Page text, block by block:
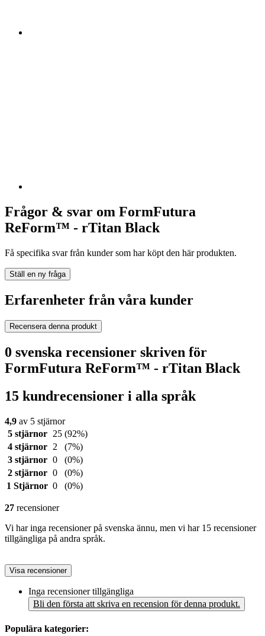
Frågor & svar om FormFutura
ReForm™ - rTitan Black
Få specifika svar från kunder som har köpt den här produkten.
Ställ en ny fråga
Erfarenheter från våra kunder
Recensera denna produkt
0 svenska recensioner skriven för
FormFutura ReForm™ - rTitan Black
15 kundrecensioner i alla språk
4,9 av 5 stjärnor
5 stjärnor
25 (92%)
4 stjärnor
2
(7%)
3 stjärnor 0
(0%)
2 stjärnor 0
(0%)
1 Stjärnor 0 (0%)
27 recensioner
Vi har inga recensioner på svenska ännu, men vi har 15 recensioner
tillgängliga på andra språk.
Visa recensioner
Inga recensioner tillgängliga
Bli den första att skriva en recension för denna produkt.
Populära kategorier: